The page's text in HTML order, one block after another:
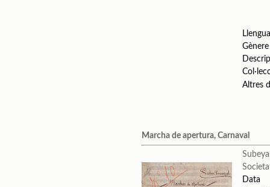
Gènere
Altres
Marcha de apertura, Carnaval
Data